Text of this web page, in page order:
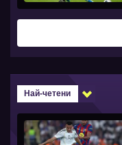
Най-четени